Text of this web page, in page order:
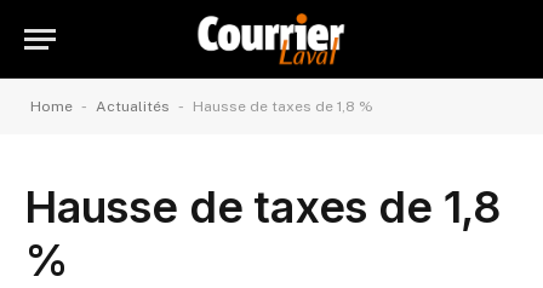
Home - Actualités - Hausse de taxes de 1,8 %
Hausse de taxes de 1,8
%